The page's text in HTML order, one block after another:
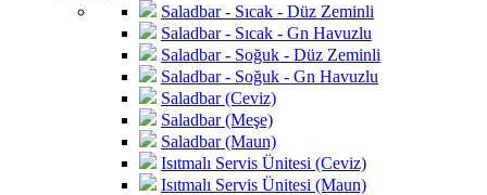
Saladbar - Sıcak - Düz Zeminli
Saladbar - Sıcak - Gn Havuzlu
Saladbar - Soğuk - Düz Zeminli
Saladbar - Soğuk - Gn Havuzlu
Saladbar (Ceviz)
Saladbar (Meşe)
Saladbar (Maun)
Isıtmalı Servis Ünitesi (Ceviz)
Isıtmalı Servis Ünitesi (Maun)